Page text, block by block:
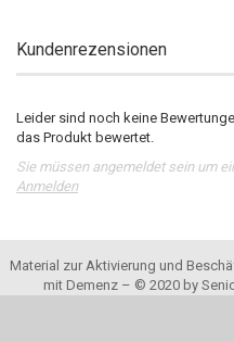
Kundenrezensionen
Leider sind noch keine
das Produkt bewertet.
Sie müssen angemeldet sein um
Anmelden
Material zur Aktivierung und
mit Demenz – © 2020 by